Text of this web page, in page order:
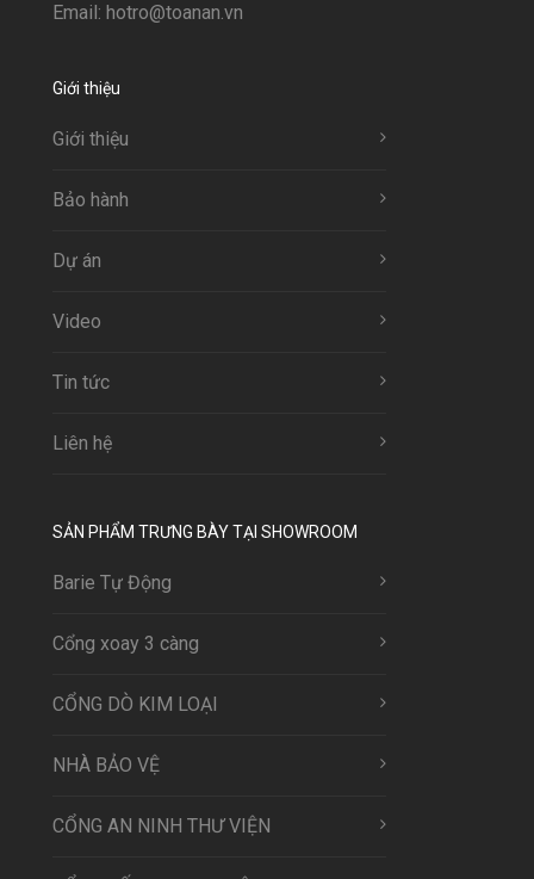
Email: hotro@toanan.vn
Giới thiệu
Giới thiệu
Bảo hành
Dự án
Video
Tin tức
Liên hệ
SẢN PHẨM TRƯNG BÀY TẠI SHOWROOM
Barie Tự Động
Cổng xoay 3 càng
CỔNG DÒ KIM LOẠI
NHÀ BẢO VỆ
CỔNG AN NINH THƯ VIỆN